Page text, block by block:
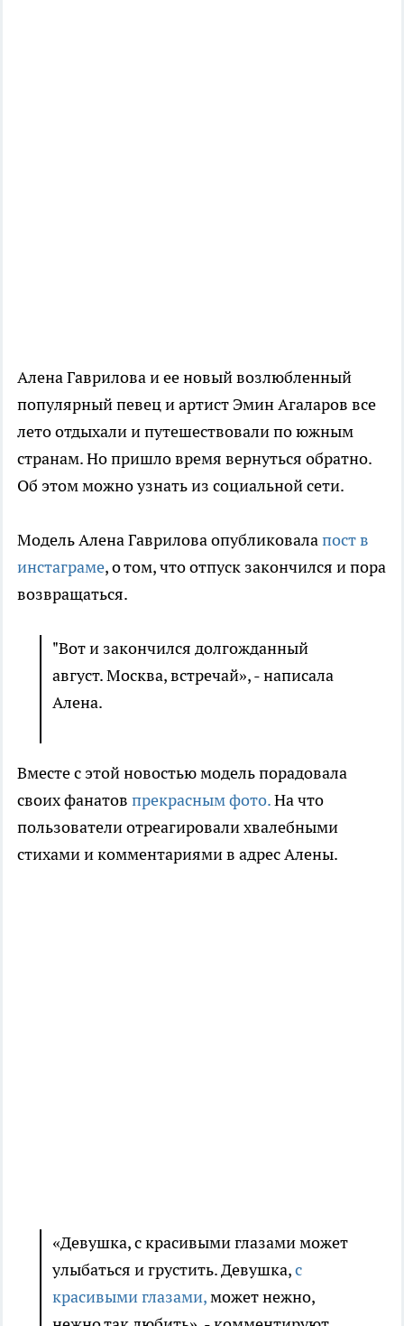
Алена Гаврилова и ее новый возлюбленный
популярный певец и артист Эмин Агаларов все
лето отдыхали и путешествовали по южным
странам. Но пришло время вернуться обратно.
Об этом можно узнать из социальной сети.
Модель Алена Гаврилова опубликовалапост в
инстаграме, о том, что отпуск закончился и пора
возвращаться.
"Вот и закончился долгожданный
август. Москва, встречай», - написала
Алена.
Вместе с этой новостью модель порадовала
своих фанатов прекрасным фото.На что
пользователи отреагировали хвалебными
стихами и комментариями в адрес Алены.
«Девушка, с красивыми глазами может
улыбаться и грустить. Девушка,с
красивыми глазами,может нежно,